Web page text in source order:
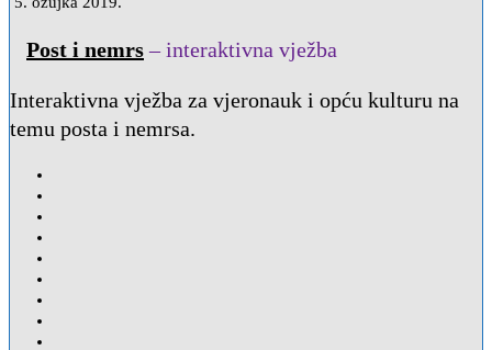
Post i nemrs– interaktivna vježba
Interaktivna vježba za vjeronauk i opću kulturu na
temu posta i nemrsa.